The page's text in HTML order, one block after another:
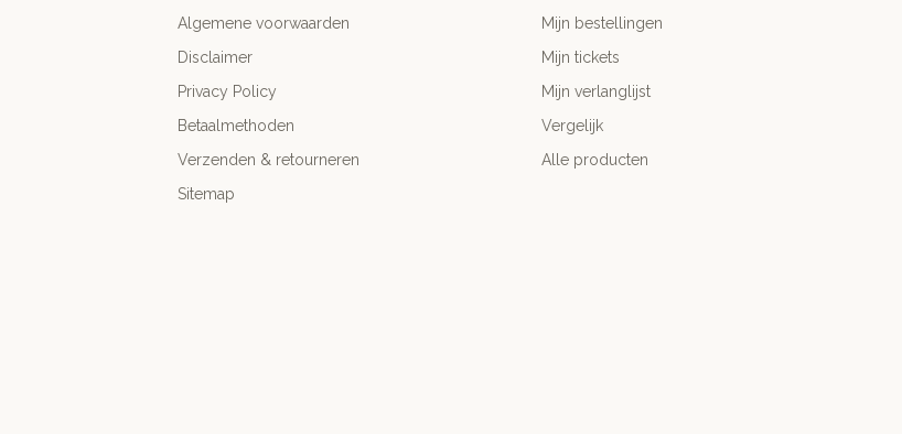
Algemene voorwaarden
Disclaimer
Privacy Policy
Betaalmethoden
Verzenden & retourneren
Sitemap
Mijn bestellingen
Mijn tickets
Mijn verlanglijst
Vergelijk
Alle producten